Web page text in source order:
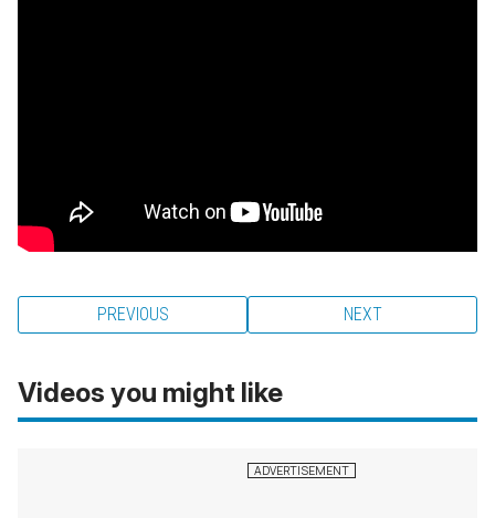
PREVIOUS NEXT
Videos you might like